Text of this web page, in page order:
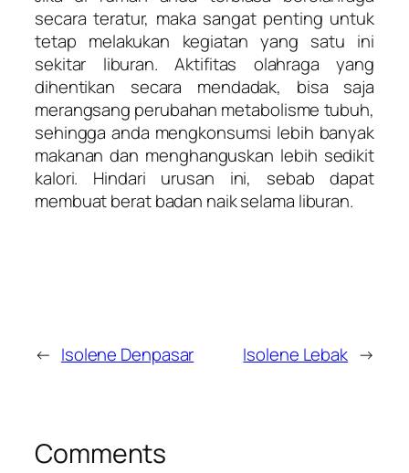
secara teratur, maka sangat penting untuk
tetap melakukan kegiatan yang satu ini
sekitar liburan. Aktifitas olahraga yang
dihentikan secara mendadak, bisa saja
merangsang perubahan metabolisme tubuh,
sehingga anda mengkonsumsi lebih banyak
makanan dan menghanguskan lebih sedikit
kalori. Hindari urusan ini, sebab dapat
membuat berat badan naik selama liburan.
← Isolene Denpasar Isolene Lebak →
Comments